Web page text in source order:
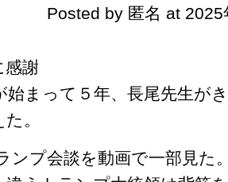
Posted by 匿名 at
感謝
まって５年、長尾先生が
。
ンプ会談を動画で一部見た